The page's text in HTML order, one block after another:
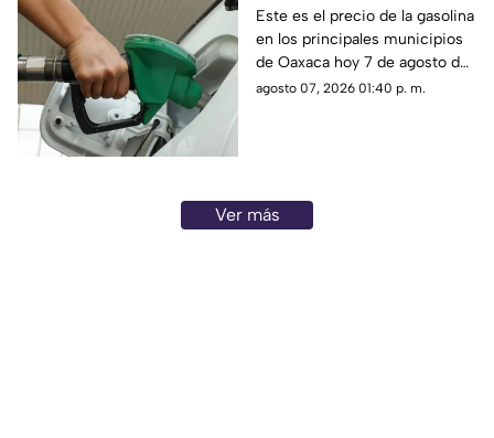
Oaxaca este viernes 7
de agosto
Este es el precio de la gasolina
en los principales municipios
de Oaxaca hoy 7 de agosto de
2026; ten en cuenta que el
agosto 07, 2026 01:40 p. m.
Ver más